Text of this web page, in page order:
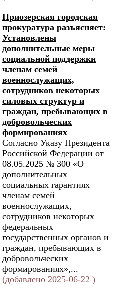
Приозерская городская
прокуратура разъясняет:
Установлены
дополнительные меры
социальной поддержки
членам семей
военнослужащих,
сотрудников некоторых
силовых структур и
граждан, пребывающих в
добровольческих
формированиях
Согласно Указу Президента
Российской Федерации от
08.05.2025 № 300 «О
дополнительных
социальных гарантиях
членам семей
военнослужащих,
сотрудников некоторых
федеральных
государственных органов и
граждан, пребывающих в
добровольческих
формированиях»,...
(добавлено 2025-06-22 )